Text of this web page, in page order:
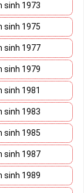
sinh 1973
sinh 1975
sinh 1977
sinh 1979
sinh 1981
sinh 1983
sinh 1985
sinh 1987
sinh 1989